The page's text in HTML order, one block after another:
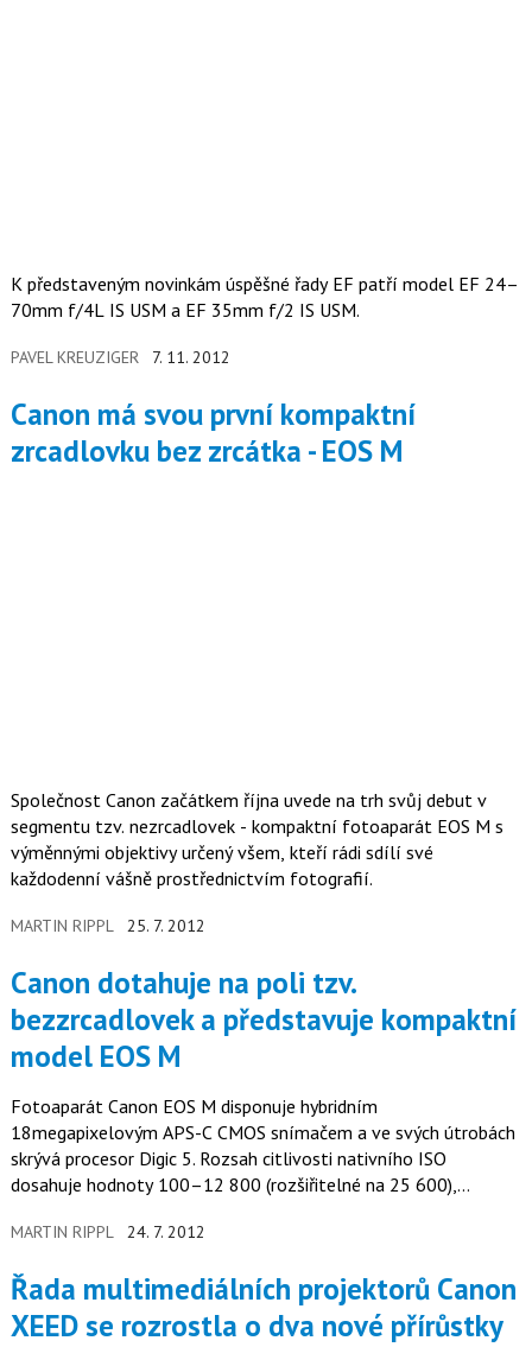
K představeným novinkám úspěšné řady EF patří model EF 24–
70mm f/4L IS USM a EF 35mm f/2 IS USM.
PAVEL KREUZIGER 7. 11. 2012
Canon má svou první kompaktní
zrcadlovku bez zrcátka - EOS M
Společnost Canon začátkem října uvede na trh svůj debut v
segmentu tzv. nezrcadlovek - kompaktní fotoaparát EOS M s
výměnnými objektivy určený všem, kteří rádi sdílí své
každodenní vášně prostřednictvím fotografií.
MARTIN RIPPL 25. 7. 2012
Canon dotahuje na poli tzv.
bezzrcadlovek a představuje kompaktní
model EOS M
Fotoaparát Canon EOS M disponuje hybridním
18megapixelovým APS-C CMOS snímačem a ve svých útrobách
skrývá procesor Digic 5. Rozsah citlivosti nativního ISO
dosahuje hodnoty 100–12 800 (rozšiřitelné na 25 600),
MARTIN RIPPL 24. 7. 2012
Řada multimediálních projektorů Canon
XEED se rozrostla o dva nové přírůstky